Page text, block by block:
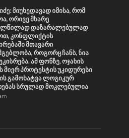
მიუხედავად იმისა, რომ
ორივე მხარე
დაზარალებულად
კონფლიქტის
მთავარი
როგორც ჩანს, ნია
ამ ფონზე, ოჯახის
მიერ პროტესტის უკიდურესი
გამოხატვა ლოგიკურ
სრულად მოკლებულია